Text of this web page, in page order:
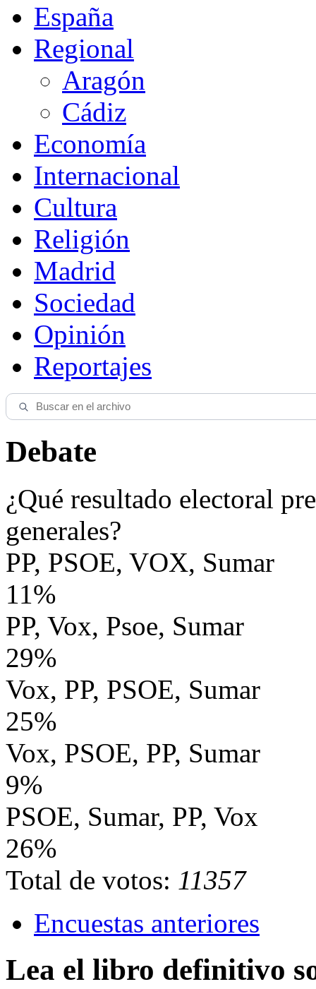
España
Regional
Aragón
Cádiz
Economía
Internacional
Cultura
Religión
Madrid
Sociedad
Opinión
Reportajes
Debate
¿Qué resultado electoral
generales?
PP, PSOE, VOX, Sumar
11%
PP, Vox, Psoe, Sumar
29%
Vox, PP, PSOE, Sumar
25%
Vox, PSOE, PP, Sumar
9%
PSOE, Sumar, PP, Vox
26%
Total de votos: 11357
Encuestas anteriores
Lea el libro definitivo